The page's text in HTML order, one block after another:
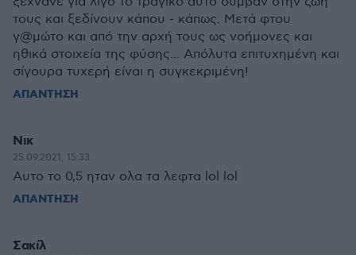
τους και ξεδίνουν κάπου - κάπως. Μετά φτου
γ@μώτο και από την αρχή τους ως νοήμονες και
ηθικά στοιχεία της φύσης... Απόλυτα επιτυχημένη και
σίγουρα τυχερή είναι η συγκεκριμένη!
ΑΠΑΝΤΗΣΗ
Νικ
25.09.2021, 15:33
Αυτο το 0,5 ηταν ολα τα λεφτα lol lol
ΑΠΑΝΤΗΣΗ
Σακίλ